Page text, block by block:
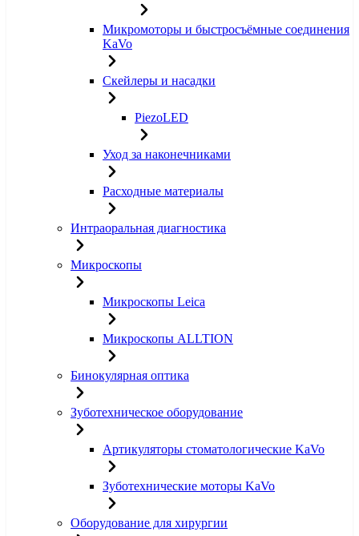
Микромоторы и быстросъёмные соединения
KaVo
Скейлеры и насадки
PiezoLED
Уход за наконечниками
Расходные материалы
Интраоральная диагностика
Микроскопы
Микроскопы Leica
Микроскопы ALLTION
Бинокулярная оптика
Зуботехническое оборудование
Артикуляторы стоматологические KaVo
Зуботехнические моторы KaVo
Оборудование для хирургии